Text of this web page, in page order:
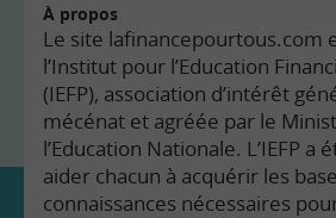
À propos
Le site lafinancepourtous.com
l’Institut pour l’Education
(IEFP), association d’intérêt
mécénat et agréée par le
l’Education Nationale. L’IEFP a
aider chacun à acquérir les
connaissances nécessaires